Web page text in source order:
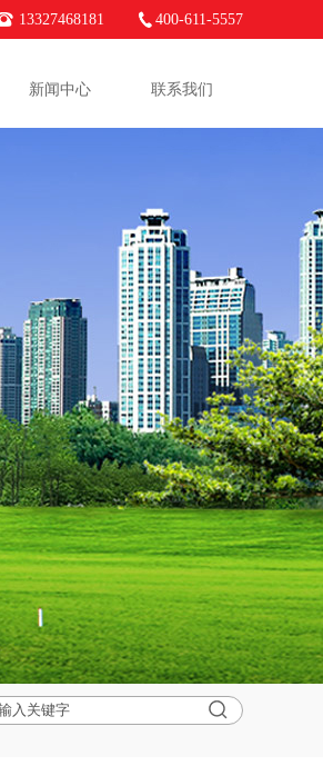
400-611-5557
13327468181
新闻中心 联系我们